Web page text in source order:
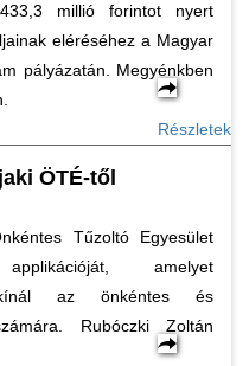
millió forintot nyert
eléréséhez a Magyar
pályázatán. Megyénkben
Részletek
ÖTÉ-től
Tűzoltó Egyesület
amelyet
kínál az önkéntes és
Rubóczki Zoltán